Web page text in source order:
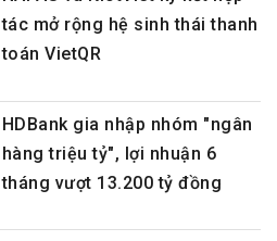
tác mở rộng hệ sinh thái thanh
toán VietQR
HDBank gia nhập nhóm "ngân
hàng triệu tỷ", lợi nhuận 6
tháng vượt 13.200 tỷ đồng